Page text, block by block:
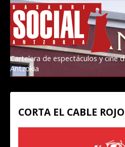
Cartelera de espectáculos y cine
Antzokia
Amigos/as del Social 2026
CORTA EL CABLE ROJO